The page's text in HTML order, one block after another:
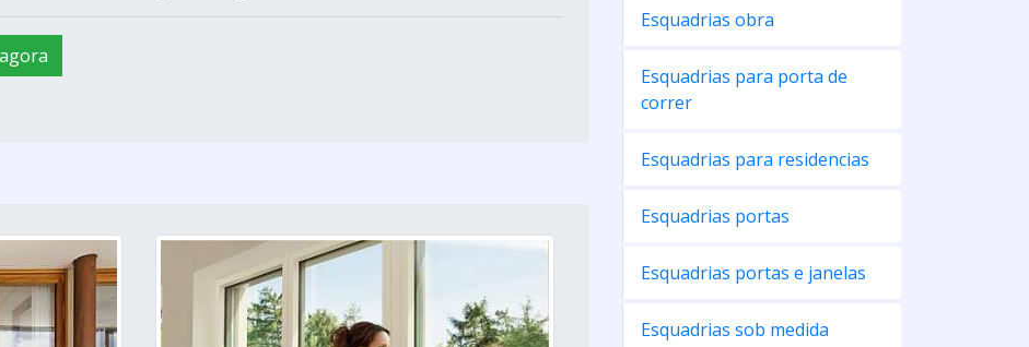
Esquadrias obra
Esquadrias para porta de
correr
Esquadrias para residencias
Esquadrias portas
Esquadrias portas e janelas
Esquadrias sob medida